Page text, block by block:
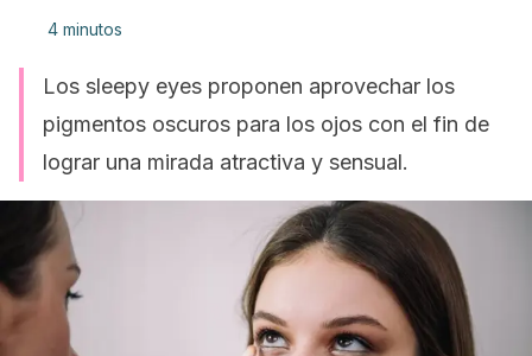
4 minutos
Los sleepy eyes proponen aprovechar los
pigmentos oscuros para los ojos con el fin de
lograr una mirada atractiva y sensual.